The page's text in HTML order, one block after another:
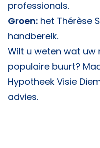
professionals.
Groen: het Thérèse
handbereik.
Wilt u weten wat uw
populaire buurt?
Hypotheek Visie
advies.